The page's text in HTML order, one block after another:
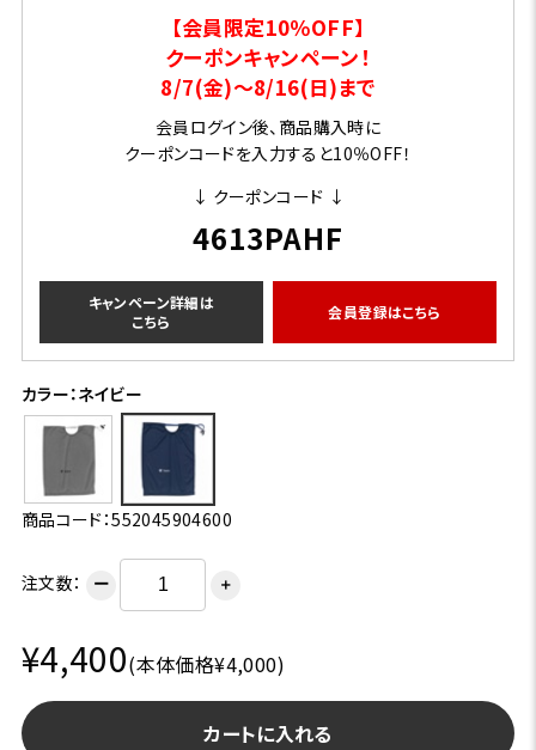
【会員限定10％OFF】
クーポンキャンペーン！
8/7(金)～8/16(日)まで
会員ログイン後、商品購入時に
クーポンコードを入力すると10％OFF！
↓ クーポンコード ↓
4613PAHF
キャンペーン詳細は
こちら
会員登録はこちら
カラー：ネイビー
商品コード：552045904600
注文数： ー ＋
¥4,400(本体価格¥4,000)
カートに入れる